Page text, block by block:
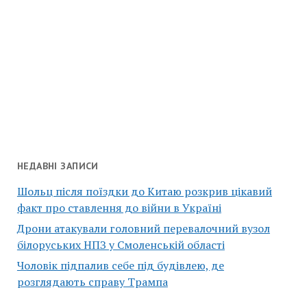
НЕДАВНІ ЗАПИСИ
Шольц після поїздки до Китаю розкрив цікавий
факт про ставлення до війни в Україні
Дрони атакували головний перевалочний вузол
білоруських НПЗ у Смоленській області
Чоловік підпалив себе під будівлею, де
розглядають справу Трампа